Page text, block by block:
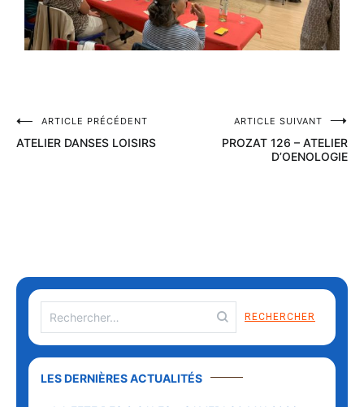
ARTICLE PRÉCÉDENT
ATELIER DANSES LOISIRS
ARTICLE SUIVANT
PROZAT 126 – ATELIER
D’OENOLOGIE
LES DERNIÈRES ACTUALITÉS